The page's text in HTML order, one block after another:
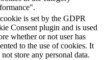
is set by the GDPR
Consent plugin and is used
whether or not user has
to the use of cookies. It
not store any personal data.